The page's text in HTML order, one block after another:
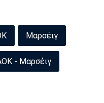
Μαρσέιγ
- Μαρσέιγ